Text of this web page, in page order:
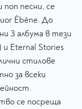
песни, се
Ébène. До
3 албума в тези
и Eternal Stories
стилове
за всеки
се посреща